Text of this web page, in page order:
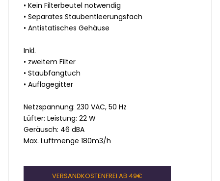
• Kein Filterbeutel notwendig
• Separates Staubentleerungsfach
• Antistatisches Gehäuse
Inkl.
• zweitem Filter
• Staubfangtuch
• Auflagegitter
Netzspannung: 230 VAC, 50 Hz
Lüfter: Leistung: 22 W
Geräusch: 46 dBA
Max. Luftmenge 180m3/h